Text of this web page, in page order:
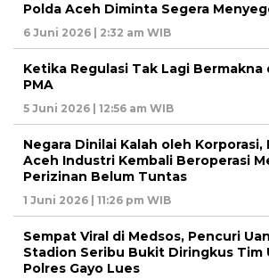
Polda Aceh Diminta Segera
6 Juni 2026 | 2:32 am WIB
Ketika Regulasi Tak Lagi Bermakna
PMA
5 Juni 2026 | 12:56 am WIB
Negara Dinilai Kalah oleh Korporasi,
Aceh Industri Kembali Beroperasi
Perizinan Belum Tuntas
1 Juni 2026 | 11:26 pm WIB
Sempat Viral di Medsos, Pencuri
Stadion Seribu Bukit Diringkus Tim
Polres Gayo Lues